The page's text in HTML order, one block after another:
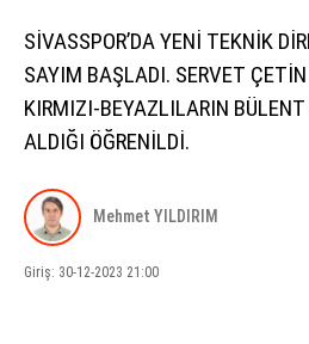
SIYASET
ASAYIŞ
SPOR
EĞITIM
SAĞLIK
SİVASSPOR’DA YENİ TEKNİK
SAYIM BAŞLADI. SERVET
KIRMIZI-BEYAZLILARIN BÜLENT
ALDIĞI ÖĞRENİLDİ.
Mehmet YILDIRIM
Giriş: 30-12-2023 21:00